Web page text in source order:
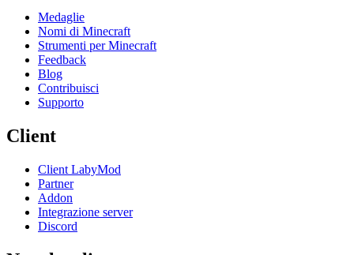
Medaglie
Nomi di Minecraft
Strumenti per Minecraft
Feedback
Blog
Contribuisci
Supporto
Client
Client LabyMod
Partner
Addon
Integrazione server
Discord